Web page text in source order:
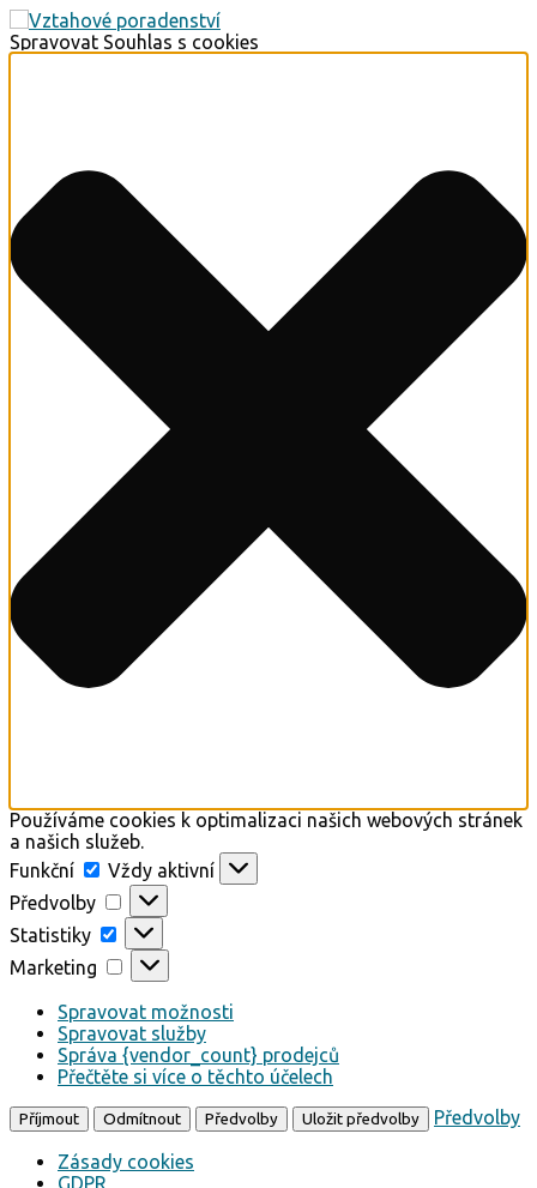
Spravovat Souhlas s cookies
Používáme cookies k optimalizaci našich webových stránek
a našich služeb.
Funkční
Vždy aktivní
Předvolby
Statistiky
Marketing
Spravovat možnosti
Spravovat služby
Správa {vendor_count} prodejců
Přečtěte si více o těchto účelech
Příjmout Odmítnout Předvolby Uložit předvolby Předvolby
Zásady cookies
GDPR